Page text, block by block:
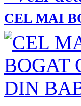
CEL MAI